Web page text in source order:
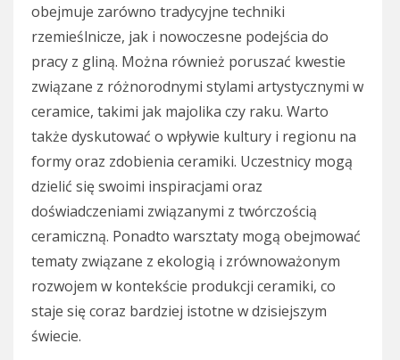
obejmuje zarówno tradycyjne techniki
rzemieślnicze, jak i nowoczesne podejścia do
pracy z gliną. Można również poruszać kwestie
związane z różnorodnymi stylami artystycznymi w
ceramice, takimi jak majolika czy raku. Warto
także dyskutować o wpływie kultury i regionu na
formy oraz zdobienia ceramiki. Uczestnicy mogą
dzielić się swoimi inspiracjami oraz
doświadczeniami związanymi z twórczością
ceramiczną. Ponadto warsztaty mogą obejmować
tematy związane z ekologią i zrównoważonym
rozwojem w kontekście produkcji ceramiki, co
staje się coraz bardziej istotne w dzisiejszym
świecie.